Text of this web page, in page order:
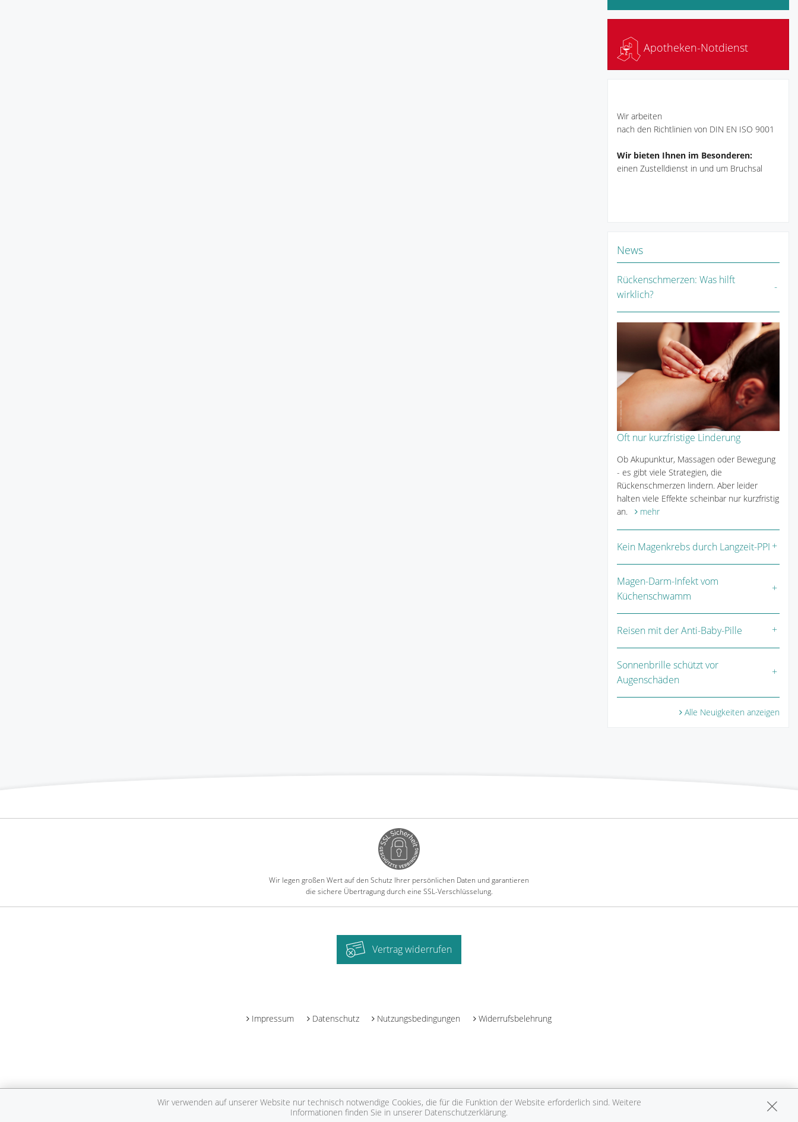
Apotheken-Notdienst
Wir arbeiten
nach den Richtlinien von DIN EN ISO 9001
Wir bieten Ihnen im Besonderen:
einen Zustelldienst in und um Bruchsal
News
Rückenschmerzen: Was hilft
wirklich?
Oft nur kurzfristige Linderung
Ob Akupunktur, Massagen oder Bewegung
- es gibt viele Strategien, die
Rückenschmerzen lindern. Aber leider
halten viele Effekte scheinbar nur kurzfristig
an.
mehr
Kein Magenkrebs durch Langzeit-PPI
Magen-Darm-Infekt vom
Küchenschwamm
Reisen mit der Anti-Baby-Pille
Sonnenbrille schützt vor
Augenschäden
Alle Neuigkeiten anzeigen
Wir legen großen Wert auf den Schutz Ihrer persönlichen Daten und garantieren
die sichere Übertragung durch eine SSL-Verschlüsselung.
Vertrag widerrufen
Impressum Datenschutz Nutzungsbedingungen Widerrufsbelehrung
Wir verwenden auf unserer Website nur technisch notwendige Cookies, die für die Funktion der Website erforderlich sind. Weitere
Informationen finden Sie in unserer Datenschutzerklärung.